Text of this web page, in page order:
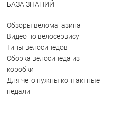
БАЗА ЗНАНИЙ
Обзоры веломагазина
Видео по велосервису
Типы велосипедов
Сборка велосипеда из
коробки
Для чего нужны контактные
педали